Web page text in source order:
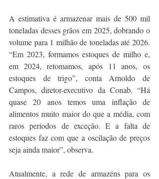
A estimativa é armazenar mais de 500 mil
toneladas desses grãos em 2025, dobrando o
volume para 1 milhão de toneladas até 2026.
“Em 2023, formamos estoques de milho e,
em 2024, retomamos, após 11 anos, os
estoques de trigo”, conta Arnoldo de
Campos, diretor-executivo da Conab. “Há
quase 20 anos temos uma inflação de
alimentos muito maior do que a média, com
raros períodos de exceção. E a falta de
estoques faz com que a oscilação de preços
seja ainda maior”, observa.
Atualmente, a rede de armazéns para os